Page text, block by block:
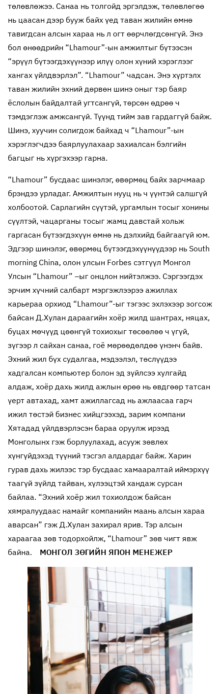
төлөвлөжээ. Санаа нь толгойд эргэлдэж, төлөвлөгөө
нь цаасан дээр бууж байх үед таван жилийн өмнө
тавигдсан алсын хараа нь л огт өөрчлөгдсөнгүй. Энэ
бол өнөөдрийн “Lhamour”-ын амжилтыг бүтээсэн
“эрүүл бүтээгдэхүүнээр илүү олон хүний хэрэглээг
хангах үйлдвэрлэл”. “Lhamour” чадсан. Энэ хүртэлх
таван жилийн эхний дөрвөн шинэ оныг тэр баяр
ёслолын байдалтай угтсангүй, төрсөн өдрөө ч
тэмдэглэж амжсангүй. Түүнд тийм зав гардаггүй байж.
Шинэ, хуучин солигдож байхад ч “Lhamour”-ын
хэрэглэгчдээ баярлуулахаар захиалсан бэлгийн
багцыг нь хүргэхээр гарна.
“Lhamour” бусдаас шинэлэг, өвөрмөц байх зарчмаар
брэндээ урладаг. Амжилтын нууц нь ч үүнтэй салшгүй
холбоотой. Сарлагийн сүүтэй, ургамлын тосыг хонины
сүүлтэй, чацарганы тосыг жамц давстай хольж
гаргасан бүтээгдэхүүн өмнө нь дэлхийд байгаагүй юм.
Эдгээр шинэлэг, өвөрмөц бүтээгдэхүүнүүдээр нь South
morning China, олон улсын Forbes сэтгүүл Монгол
Улсын “Lhamour” –ыг онцлон нийтэлжээ. Сэргээгдэх
эрчим хүчний салбарт мэргэжлээрээ ажиллах
карьераа орхиод “Lhamour”-ыг тэгээс эхлэхээр зогсож
байсан Д.Хулан дараагийн хоёр жилд шантрах, няцах,
буцах мөчүүд цөөнгүй тохиохыг төсөөлөө ч үгүй,
зүгээр л сайхан санаа, гоё мөрөөдөлдөө үнэнч байв.
Эхний жил бүх судалгаа, мэдээлэл, төслүүдээ
хадгалсан компьютер болон эд зүйлсээ хулгайд
алдаж, хоёр дахь жилд ажлын өрөө нь өвдгөөр татсан
үерт автахад, хамт ажиллагсад нь ажлаасаа гарч
ижил төстэй бизнес хийцгээхэд, зарим компани
Хятадад үйлдвэрлэсэн бараа оруулж ирээд
Монголынх гэж борлуулахад, асууж зөвлөх
хүнгүйдэхэд түүний тэсгэл алдардаг байж. Харин
гурав дахь жилээс тэр бусдаас хамааралтай иймэрхүү
таагүй зүйлд тайван, хүлээцтэй хандаж сурсан
байлаа. “Эхний хоёр жил тохиолдож байсан
хямралуудаас намайг компанийн маань алсын хараа
аварсан” гэж Д.Хулан захирал ярив. Тэр алсын
хараагаа зөв тодорхойлж, “Lhamour” зөв чигт явж
байна. МОНГОЛ ЗӨГИЙН ЯПОН МЕНЕЖЕР